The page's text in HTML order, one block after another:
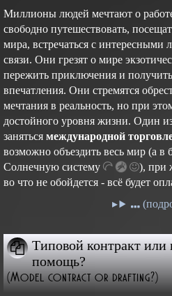
Миллионы людей мечтают о
свободно путешествовать,
мира, встречаться с интересными
связи. Они грезят о мире
пережить приключения и
впечатления. Они стремятся
мечтания в реальность, но при
достойного уровня жизни. Один
заняться международной
возможно объездить весь мир (а
Cолнечную систему ), при
во что не обойдется - всё будет
Типовой контракт или
помощь?
(Model contract or drafting?)